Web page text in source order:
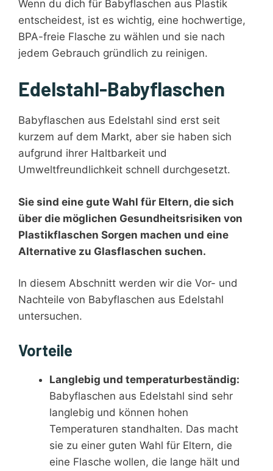
Wenn du dich für Babyflaschen aus Plastik
entscheidest, ist es wichtig, eine hochwertige,
BPA-freie Flasche zu wählen und sie nach
jedem Gebrauch gründlich zu reinigen.
Edelstahl-Babyflaschen
Babyflaschen aus Edelstahl sind erst seit
kurzem auf dem Markt, aber sie haben sich
aufgrund ihrer Haltbarkeit und
Umweltfreundlichkeit schnell durchgesetzt.
Sie sind eine gute Wahl für Eltern, die sich
über die möglichen Gesundheitsrisiken von
Plastikflaschen Sorgen machen und eine
Alternative zu Glasflaschen suchen.
In diesem Abschnitt werden wir die Vor- und
Nachteile von Babyflaschen aus Edelstahl
untersuchen.
Vorteile
Langlebig und temperaturbeständig:
Babyflaschen aus Edelstahl sind sehr
langlebig und können hohen
Temperaturen standhalten. Das macht
sie zu einer guten Wahl für Eltern, die
eine Flasche wollen, die lange hält und